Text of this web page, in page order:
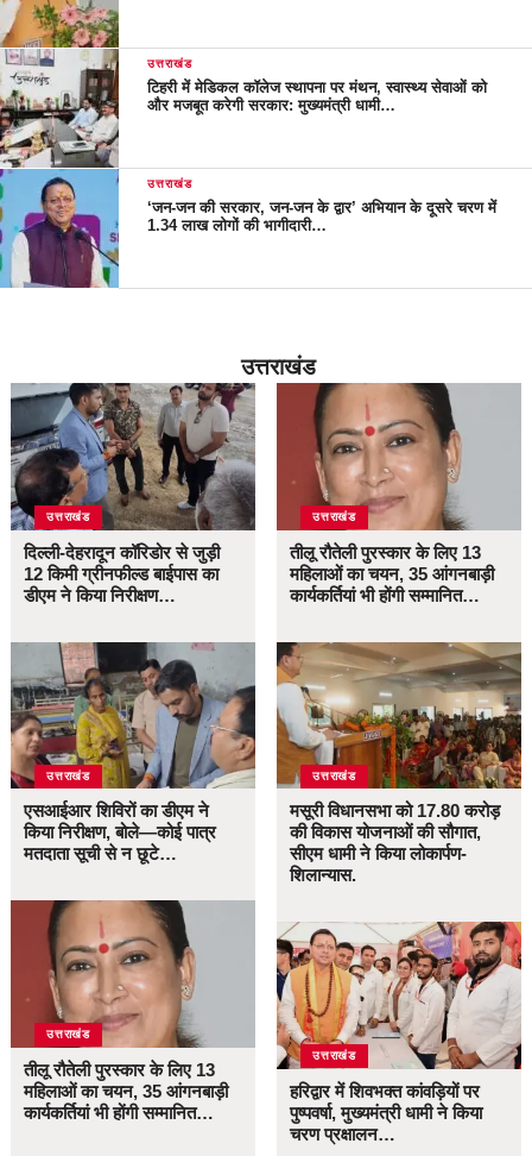
उत्तराखंड
टिहरी में मेडिकल कॉलेज स्थापना पर मंथन, स्वास्थ्य सेवाओं को
और मजबूत करेगी सरकार: मुख्यमंत्री धामी…
उत्तराखंड
‘जन-जन की सरकार, जन-जन के द्वार’ अभियान के दूसरे चरण में
1.34 लाख लोगों की भागीदारी…
उत्तराखंड
उत्तराखंड
दिल्ली-देहरादून कॉरिडोर से जुड़ी
12 किमी ग्रीनफील्ड बाईपास का
डीएम ने किया निरीक्षण…
उत्तराखंड
एसआईआर शिविरों का डीएम ने
किया निरीक्षण, बोले—कोई पात्र
मतदाता सूची से न छूटे…
उत्तराखंड
तीलू रौतेली पुरस्कार के लिए 13
महिलाओं का चयन, 35 आंगनबाड़ी
कार्यकर्तियां भी होंगी सम्मानित…
उत्तराखंड
तीलू रौतेली पुरस्कार के लिए 13
महिलाओं का चयन, 35 आंगनबाड़ी
कार्यकर्तियां भी होंगी सम्मानित…
उत्तराखंड
मसूरी विधानसभा को 17.80 करोड़
की विकास योजनाओं की सौगात,
सीएम धामी ने किया लोकार्पण-
शिलान्यास.
उत्तराखंड
हरिद्वार में शिवभक्त कांवड़ियों पर
पुष्पवर्षा, मुख्यमंत्री धामी ने किया
चरण प्रक्षालन…